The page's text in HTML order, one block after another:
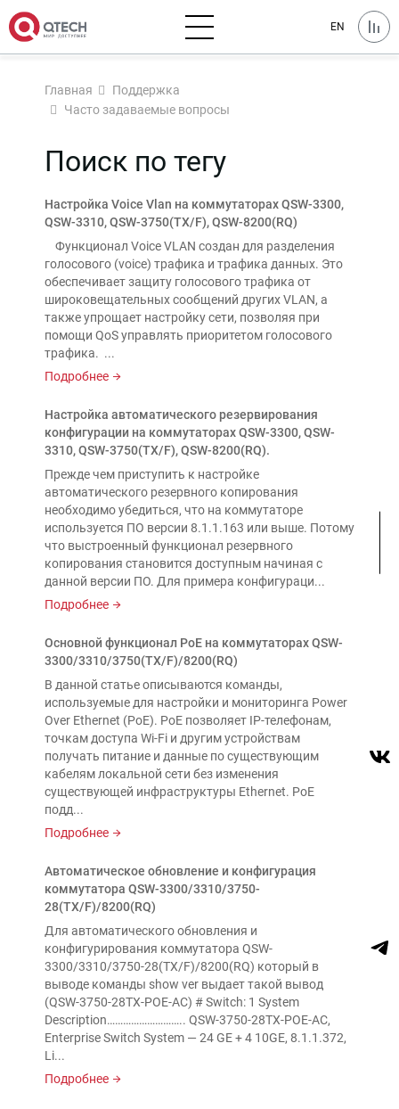
EN
Главная
Поддержка
Часто задаваемые вопросы
Поиск по тегу
Настройка Voice Vlan на коммутаторах QSW-3300,
QSW-3310, QSW-3750(TX/F), QSW-8200(RQ)
Функционал Voice VLAN создан для разделения
голосового (voice) трафика и трафика данных. Это
обеспечивает защиту голосового трафика от
широковещательных сообщений других VLAN, а
также упрощает настройку сети, позволяя при
помощи QoS управлять приоритетом голосового
трафика. ...
Подробнее
Настройка автоматического резервирования
конфигурации на коммутаторах QSW-3300, QSW-
3310, QSW-3750(TX/F), QSW-8200(RQ).
Прежде чем приступить к настройке
автоматического резервного копирования
необходимо убедиться, что на коммутаторе
используется ПО версии 8.1.1.163 или выше. Потому
что выстроенный функционал резервного
копирования становится доступным начиная с
данной версии ПО. Для примера конфигураци...
Подробнее
Основной функционал PoE на коммутаторах QSW-
3300/3310/3750(TX/F)/8200(RQ)
В данной статье описываются команды,
используемые для настройки и мониторинга Power
Over Ethernet (PoE). PoE позволяет IP-телефонам,
точкам доступа Wi-Fi и другим устройствам
получать питание и данные по существующим
кабелям локальной сети без изменения
существующей инфраструктуры Ethernet. PoE
подд...
Подробнее
Автоматическое обновление и конфигурация
коммутатора QSW-3300/3310/3750-
28(TX/F)/8200(RQ)
Для автоматического обновления и
конфигурирования коммутатора QSW-
3300/3310/3750-28(TX/F)/8200(RQ) который в
выводе команды show ver выдает такой вывод
(QSW-3750-28TX-POE-AC) # Switch: 1 System
Description……………………….. QSW-3750-28TX-POE-AC,
Enterprise Switch System — 24 GE + 4 10GE, 8.1.1.372,
Li...
Подробнее